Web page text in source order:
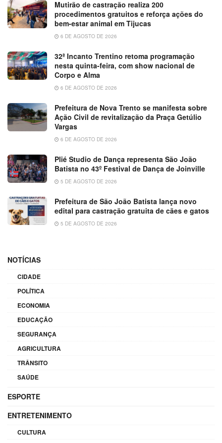
Mutirão de castração realiza 200
procedimentos gratuitos e reforça ações do
bem-estar animal em Tijucas
6 DE AGOSTO DE 2026
32ª Incanto Trentino retoma programação
nesta quinta-feira, com show nacional de
Corpo e Alma
6 DE AGOSTO DE 2026
Prefeitura de Nova Trento se manifesta sobre
Ação Civil de revitalização da Praça Getúlio
Vargas
6 DE AGOSTO DE 2026
Plié Studio de Dança representa São João
Batista no 43º Festival de Dança de Joinville
5 DE AGOSTO DE 2026
Prefeitura de São João Batista lança novo
edital para castração gratuita de cães e gatos
5 DE AGOSTO DE 2026
NOTÍCIAS
CIDADE
POLÍTICA
ECONOMIA
EDUCAÇÃO
SEGURANÇA
AGRICULTURA
TRÂNSITO
SAÚDE
ESPORTE
ENTRETENIMENTO
CULTURA